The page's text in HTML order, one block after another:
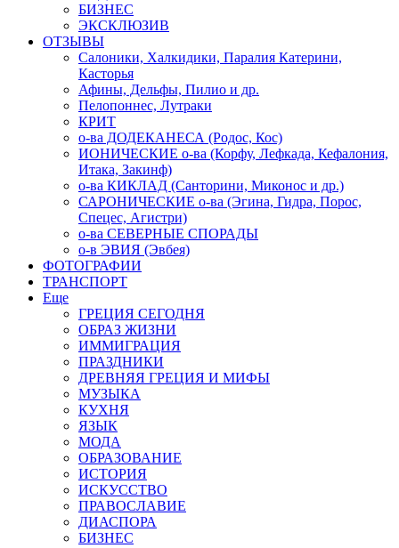
БИЗНЕС
ЭКСКЛЮЗИВ
ОТЗЫВЫ
Салоники, Халкидики, Паралия Катерини,
Касторья
Афины, Дельфы, Пилио и др.
Пелопоннес, Лутраки
КРИТ
о-ва ДОДЕКАНЕСА (Родос, Кос)
ИОНИЧЕСКИЕ о-ва (Корфу, Лефкада, Кефалония,
Итака, Закинф)
о-ва КИКЛАД (Санторини, Миконос и др.)
САРОНИЧЕСКИЕ о-ва (Эгина, Гидра, Порос,
Спецес, Агистри)
о-ва СЕВЕРНЫЕ СПОРАДЫ
о-в ЭВИЯ (Эвбея)
ФОТОГРАФИИ
ТРАНСПОРТ
Еще
ГРЕЦИЯ СЕГОДНЯ
ОБРАЗ ЖИЗНИ
ИММИГРАЦИЯ
ПРАЗДНИКИ
ДРЕВНЯЯ ГРЕЦИЯ И МИФЫ
МУЗЫКА
КУХНЯ
ЯЗЫК
МОДА
ОБРАЗОВАНИЕ
ИСТОРИЯ
ИСКУССТВО
ПРАВОСЛАВИЕ
ДИАСПОРА
БИЗНЕС